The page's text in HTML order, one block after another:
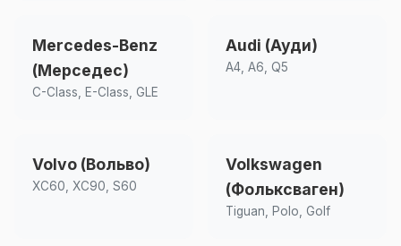
Mercedes-Benz
(Мерседес)
C-Class, E-Class, GLE
Audi (Ауди)
A4, A6, Q5
Volvo (Вольво)
XC60, XC90, S60
Volkswagen
(Фольксваген)
Tiguan, Polo, Golf